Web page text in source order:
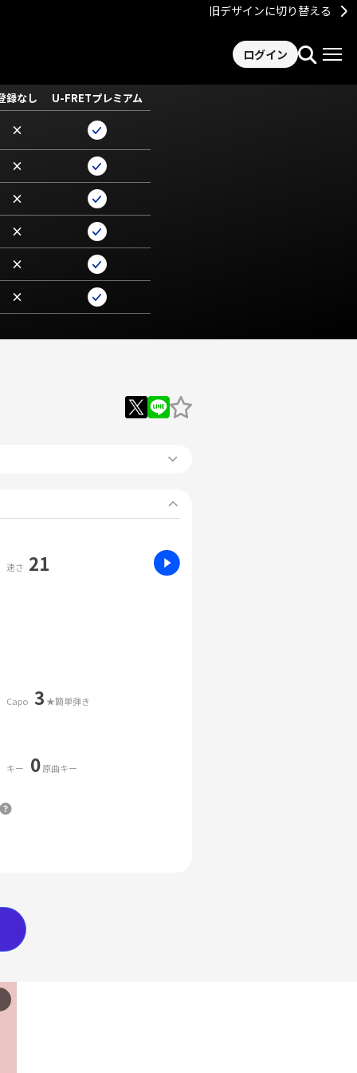
旧デザインに切り替える
ログイン
録なし U-FRETプレミアム
×
×
×
×
×
×
速さ 21
Capo 3 ★簡単弾き
キー 0原曲キー